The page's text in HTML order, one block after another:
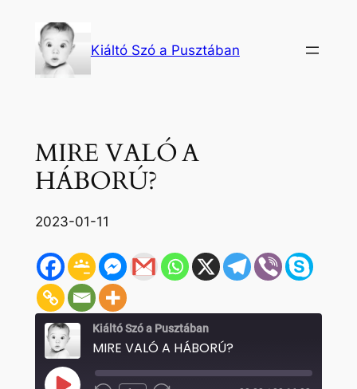
tartalomhoz
Kiáltó Szó a Pusztában
MIRE VALÓ A
HÁBORÚ?
2023-01-11
Kiáltó Szó a Pusztában
MIRE VALÓ A HÁBORÚ?